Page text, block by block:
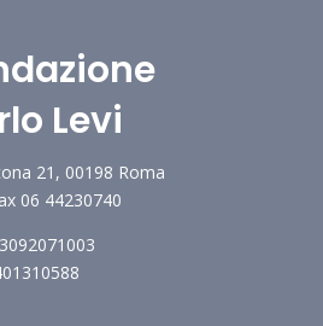
Levi
21, 00198 Roma
06 44230740